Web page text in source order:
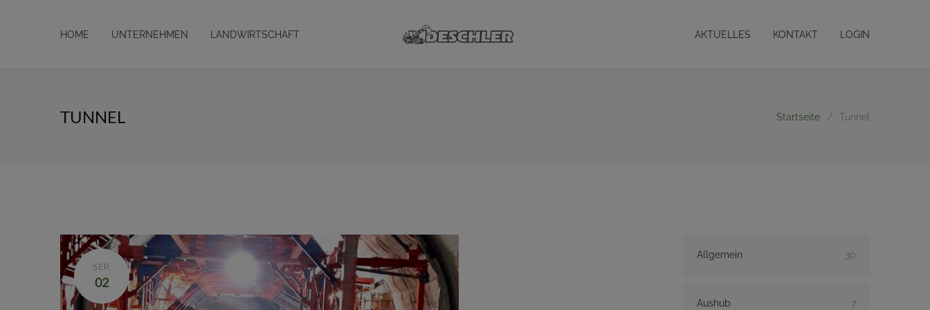
HOME UNTERNEHMEN LANDWIRTSCHAFT AKTUELLES KONTAKT LOGIN
TUNNEL Startseite / Tunnel
SEP.
02
Allgemein 30
Aushub 7